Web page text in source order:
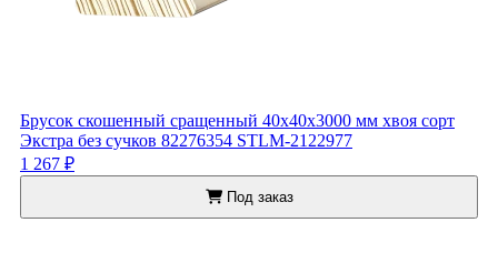
Брусок скошенный сращенный 40x40x3000 мм хвоя сорт
Экстра без сучков 82276354 STLM-2122977
1 267 ₽
Под заказ